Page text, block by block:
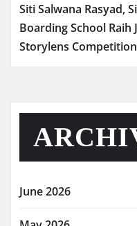
Siti Salwana Rasyad,
Boarding School Raih
Storylens Competition
June 2026